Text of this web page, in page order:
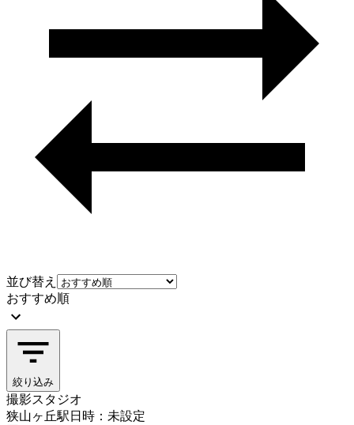
並び替え
おすすめ順
絞り込み
撮影スタジオ
狭山ヶ丘駅日時：未設定